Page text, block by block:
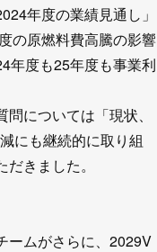
年度の業績見通し」
の原燃料費高騰の影響
年度も25年度も事業利
については「現状、
にも継続的に取り組
きました。
ームがさらに、2029V